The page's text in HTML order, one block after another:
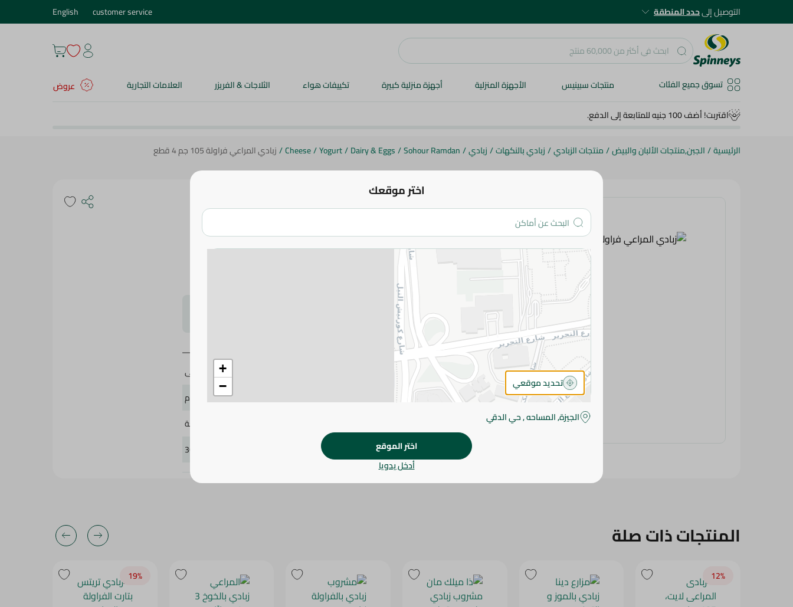
التوصيل إلىحدد المنطقة customer service
English
تسوق جميع الفئات منتجات سبينيس الأجهزة المنزلية أجهزة منزلية كبيرة تكييفات هواء الثلاجات & الفريزر العلامات التجارية
عروض
اقتربت! أضف 100 جنيه للمتابعة إلى الدفع.
الرئيسية/الجبن,منتجات الألبان والبيض/منتجات الزبادي/زبادي بالنكهات/زبادي/
Sohour Ramdan
/
Dairy & Eggs
/
Yogurt
/
Cheese
/زبادي المراعي فراولة 105 جم 4 قطع
زبادي المراعي فراولة 105 جم 4 قطع
36.95 جم
يرجى الملاحظة:
طفيف. قد يتغير التعبئة بناءً على التوفر.
المواصفات
براند
المراعى
الحجم
105 جرام
360464
المنتجات ذات صلة
12‎%‎
19‎%‎
اختر موقعك
+
−
تحديد موقعي
الجيزة, المساحه , حي الدقي
اختر الموقع
أدخل يدويا